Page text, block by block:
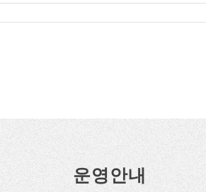
운영안내